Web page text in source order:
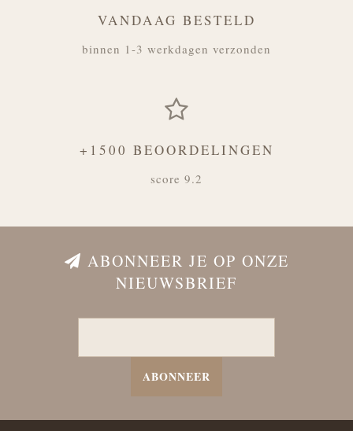
VANDAAG BESTELD
binnen 1-3 werkdagen verzonden
+1500 BEOORDELINGEN
score 9.2
ABONNEER JE OP ONZE
NIEUWSBRIEF
ABONNEER